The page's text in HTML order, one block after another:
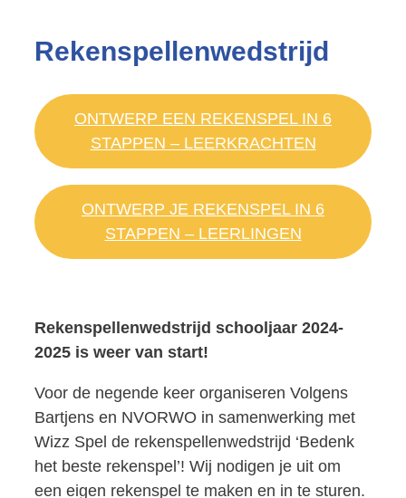
Rekenspellenwedstrijd
ONTWERP EEN REKENSPEL IN 6
STAPPEN – LEERKRACHTEN
ONTWERP JE REKENSPEL IN 6
STAPPEN – LEERLINGEN
Rekenspellenwedstrijd schooljaar 2024-
2025 is weer van start!
Voor de negende keer organiseren Volgens
Bartjens en NVORWO in samenwerking met
Wizz Spel de rekenspellenwedstrijd ‘Bedenk
het beste rekenspel’! Wij nodigen je uit om
een eigen rekenspel te maken en in te sturen.